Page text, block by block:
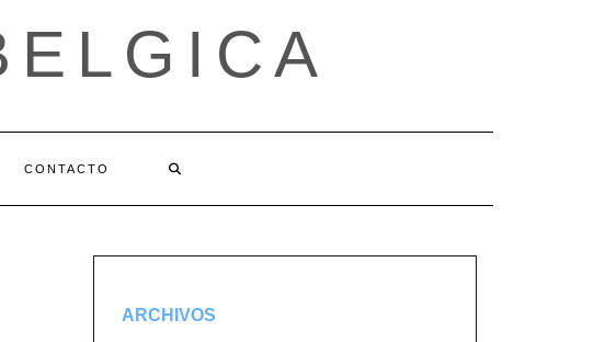
CONTACTO
ARCHIVOS